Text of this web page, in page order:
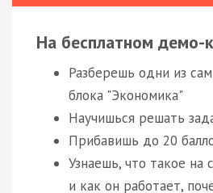
На бесплатном демо-
Разберешь одни из
блока "Экономика"
Научишься решать
Прибавишь до 20
Узнаешь, что такое
и как он работает,